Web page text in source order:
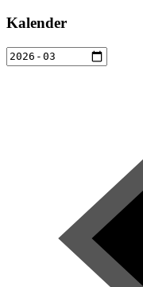
Kalender